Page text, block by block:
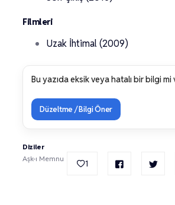
Filmleri
Uzak İhtimal (2009)
Bu yazıda eksik veya hatalı bir bilgi mi
Düzeltme / Bilgi Öner
Diziler
Aşk-ı Memnu
1